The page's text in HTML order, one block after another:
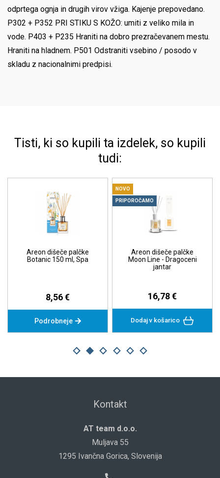
odprtega ognja in drugih virov vžiga. Kajenje prepovedano.
P302 + P352 PRI STIKU S KOŽO: umiti z veliko mila in
vode. P403 + P235 Hraniti na dobro prezračevanem mestu.
Hraniti na hladnem. P501 Odstraniti vsebino / posodo v
skladu z nacionalnimi predpisi.
Tisti, ki so kupili ta izdelek, so kupili
tudi:
Areon dišeče palčke
Botanic 150 ml, Spa
8,56 €
Podrobneje
NOVO
PRIPOROČAMO
Areon dišeče palčke
Moon Line - Dragoceni
jantar
16,78 €
Dodaj v košarico
Kontakt
AT team d.o.o.
Muljava 55
1295 Ivančna Gorica, Slovenija